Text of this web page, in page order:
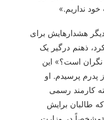
نداریم.»
هشدارهایش برای
ذهنم درگیر یک
است؟» این
پرسیدم. او
کارمند رسمی
طالبان برایش